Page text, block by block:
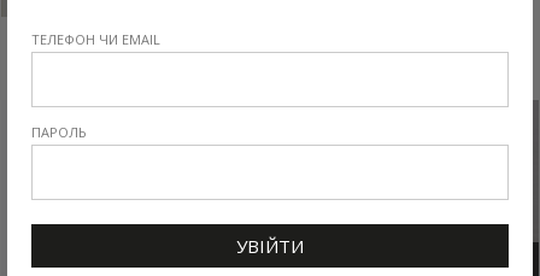
ТЕЛЕФОН ЧИ EMAIL
ПАРОЛЬ
УВІЙТИ